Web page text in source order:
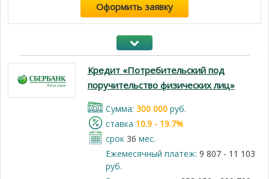
Оформить заявку
Кредит «Потребительский под
поручительство физических лиц»
Cумма: 300 000руб.
cтавка 10.9 - 19.7%
срок 36 мес.
Ежемесячный платеж: 9 807 - 11 103
руб.